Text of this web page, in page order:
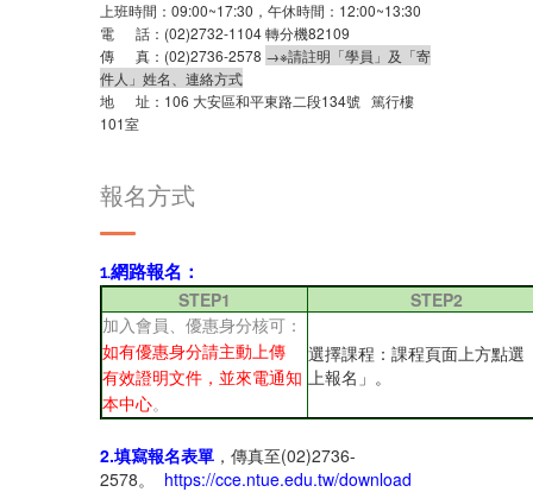
上班時間： 09:00~17:30，午休時間：12:00~13:30
電
話：(02)2732-1104轉分機82109
傳
真：(02)2736-2578 →※請註明「學員」及「寄
件人」姓名、連絡方式
地
址： 106 大安區和平東路二段134號 篤行樓
101室
報名方式
1.網路報名：
STEP1 STEP2
加入會員、優惠身分核可：
如有優惠身分請主動上傳
有效證明文件，並來電通知
本中心。
選擇課程：課程頁面上方點選
上報名」。
2.填寫報名表單 ，傳真至(02)2736-
2578。 https://cce.ntue.edu.tw/download